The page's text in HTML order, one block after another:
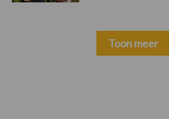
Toon meer